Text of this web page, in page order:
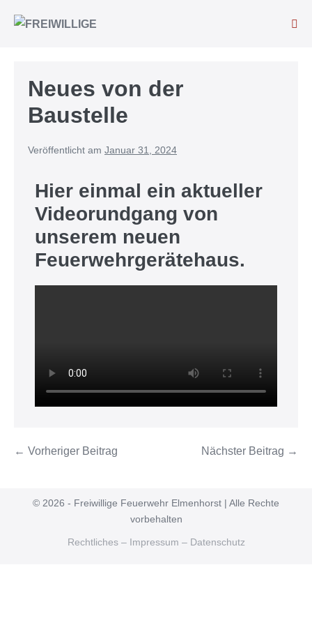
Neues von der
Baustelle
Veröffentlicht am Januar 31, 2024
Hier einmal ein aktueller
Videorundgang von
unserem neuen
Feuerwehrgerätehaus.
← Vorheriger Beitrag Nächster Beitrag →
© 2026 - Freiwillige Feuerwehr Elmenhorst | Alle Rechte
vorbehalten
Rechtliches – Impressum – Datenschutz